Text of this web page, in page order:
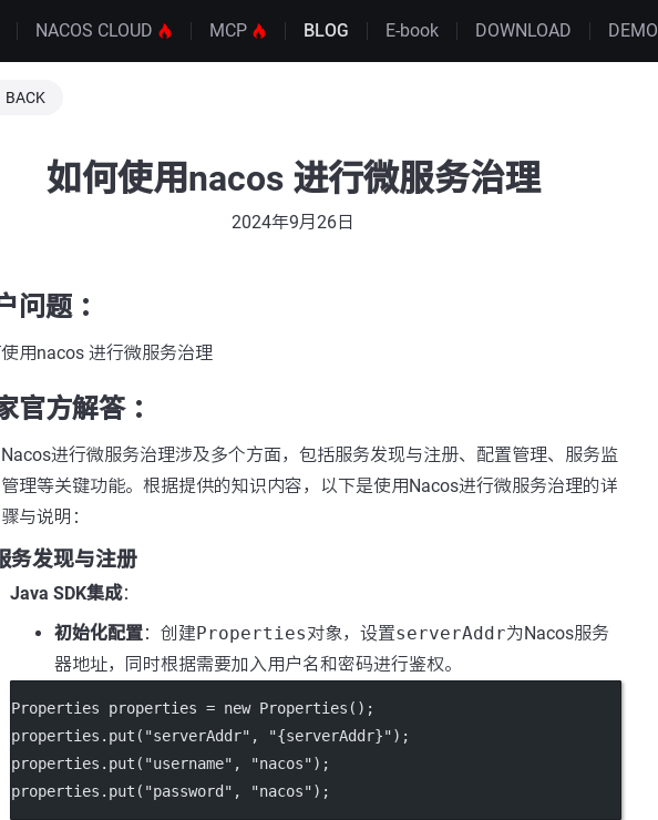
NACOS CLOUD MCP BLOG E-book DOWNLOAD DEMO
BACK
如何使用nacos 进行微服务治理
2024年9月26日
问题 ：
用nacos 进行微服务治理
官方解答 ：
进行微服务治理涉及多个方面，包括服务发现与注册、配置管理、服务监
理等关键功能。根据提供的知识内容，以下是使用Nacos进行微服务治理的详
与说明：
务发现与注册
Java SDK集成：
初始化配置：创建Properties对象，设置serverAddr为Nacos服务
器地址，同时根据需要加入用户名和密码进行鉴权。
Properties properties = new Properties ();
properties. put ( "serverAddr" , "{serverAddr}");
properties. put ( "username" , "nacos");
properties. put ( "password" , "nacos");